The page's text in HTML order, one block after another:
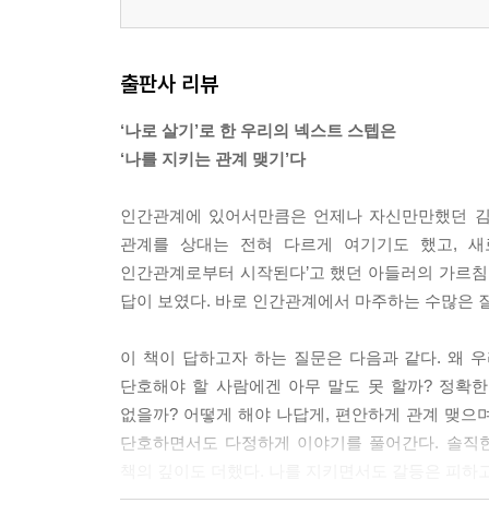
출판사 리뷰
‘나로 살기’로 한 우리의 넥스트 스텝은
‘나를 지키는 관계 맺기’다
인간관계에 있어서만큼은 언제나 자신만만했던
관계를 상대는 전혀 다르게 여기기도 했고,
인간관계로부터 시작된다’고 했던 아들러의 가
답이 보였다. 바로 인간관계에서 마주하는 수많은
이 책이 답하고자 하는 질문은 다음과 같다. 왜
단호해야 할 사람에겐 아무 말도 못 할까? 정확
없을까? 어떻게 해야 나답게, 편안하게 관계 맺
단호하면서도 다정하게 이야기를 풀어간다. 솔